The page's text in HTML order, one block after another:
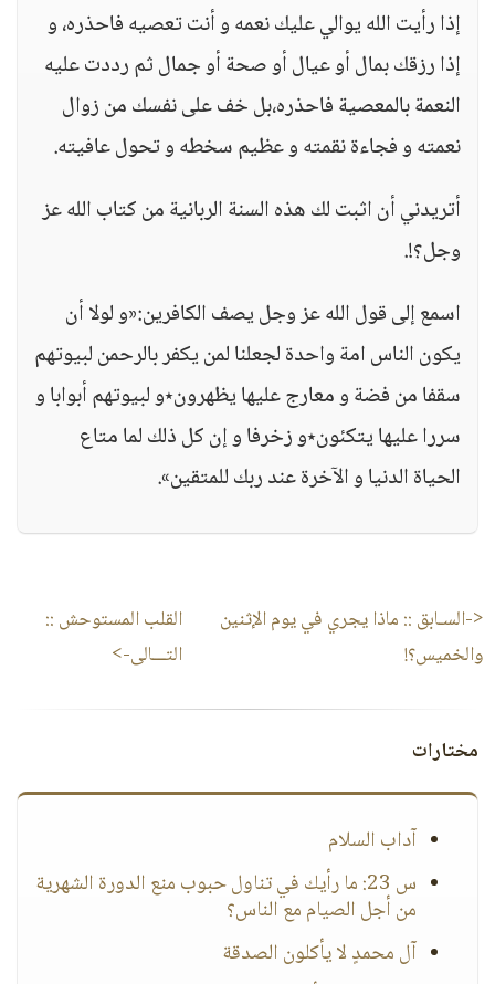
إذا رأيت الله يوالي عليك نعمه و أنت تعصيه فاحذره، و
إذا رزقك بمال أو عيال أو صحة أو جمال ثم رددت عليه
النعمة بالمعصية فاحذره،بل خف على نفسك من زوال
نعمته و فجاءة نقمته و عظيم سخطه و تحول عافيته.
أتريدني أن اثبت لك هذه السنة الربانية من كتاب الله عز
وجل؟!.
اسمع إلى قول الله عز وجل يصف الكافرين:«و لولا أن
يكون الناس امة واحدة لجعلنا لمن يكفر بالرحمن لبيوتهم
سقفا من فضة و معارج عليها يظهرون٭و لبيوتهم أبوابا و
سررا عليها يتكئون٭و زخرفا و إن كل ذلك لما متاع
الحياة الدنيا و الآخرة عند ربك للمتقين».
<-السـابق :: ماذا يجري في يوم الإثنين
والخميس؟!
القلب المستوحش ::
التـــالى->
مختارات
آداب السلام
س 23: ما رأيك في تناول حبوب منع الدورة الشهرية
من أجل الصيام مع الناس؟
آل محمدٍ لا يأكلون الصدقة